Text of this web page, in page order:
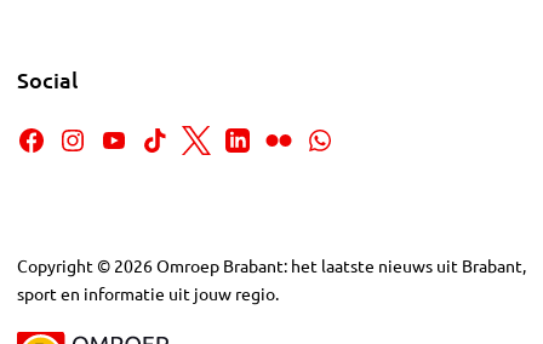
Social
Copyright © 2026Omroep Brabant: het laatste nieuws uit Brabant,
sport en informatie uit jouw regio.